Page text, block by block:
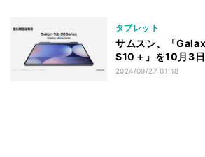
タブレット
サムスン、「
S10＋」を10月3
2024/09/27 01:18